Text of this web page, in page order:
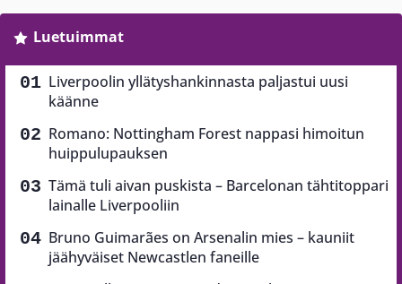
Luetuimmat
Liverpoolin yllätyshankinnasta paljastui uusi
käänne
Romano: Nottingham Forest nappasi himoitun
huippulupauksen
Tämä tuli aivan puskista – Barcelonan tähtitoppari
lainalle Liverpooliin
Bruno Guimarães on Arsenalin mies – kauniit
jäähyväiset Newcastlen faneille